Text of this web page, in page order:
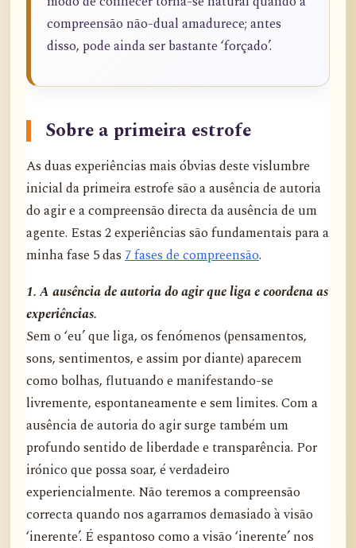
compreensão não-dual amadurece; antes
disso, pode ainda ser bastante ‘forçado’.
Sobre a primeira estrofe
As duas experiências mais óbvias deste vislumbre
inicial da primeira estrofe são a ausência de autoria
do agir e a compreensão directa da ausência de um
agente. Estas 2 experiências são fundamentais para a
minha fase 5 das7 fases de compreensão.
1. A ausência de autoria do agir que liga e coordena as
experiências.
Sem o ‘eu’ que liga, os fenómenos (pensamentos,
sons, sentimentos, e assim por diante) aparecem
como bolhas, flutuando e manifestando-se
livremente, espontaneamente e sem limites. Com a
ausência de autoria do agir surge também um
profundo sentido de liberdade e transparência. Por
irónico que possa soar, é verdadeiro
experiencialmente. Não teremos a compreensão
correcta quando nos agarramos demasiado à visão
‘inerente’. É espantoso como a visão ‘inerente’ nos